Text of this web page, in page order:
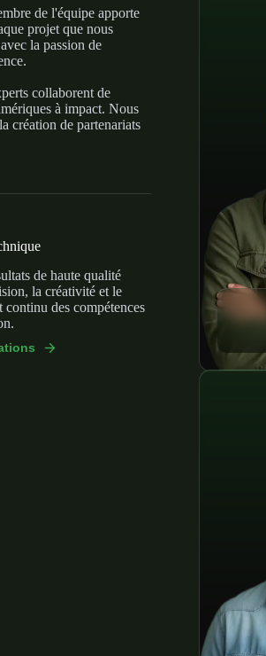
de l'équipe apporte
projet que nous
la passion de
collaborent de
à impact. Nous
création de partenariats
de haute qualité
la créativité et le
continu des compétences